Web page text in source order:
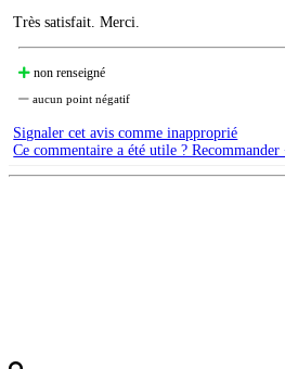
Très satisfait. Merci.
non renseigné
aucun point négatif
Signaler cet avis comme inapproprié
Ce commentaire a été utile ? Recommander